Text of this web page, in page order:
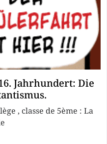
Jahrhundert: Die
, classe de 5ème : La